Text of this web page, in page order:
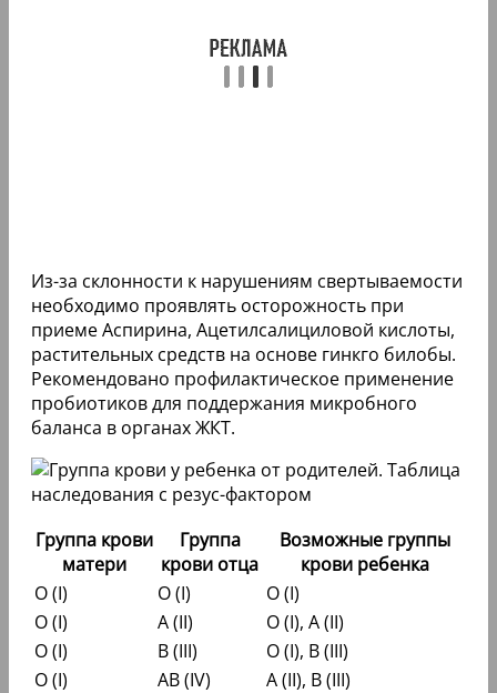
Из-за склонности к нарушениям свертываемости
необходимо проявлять осторожность при
приеме Аспирина, Ацетилсалициловой кислоты,
растительных средств на основе гинкго билобы.
Рекомендовано профилактическое применение
пробиотиков для поддержания микробного
баланса в органах ЖКТ.
Группа крови
матери
Группа
крови отца
Возможные группы
крови ребенка
O (I)
O (I)
O (I)
O (I)
A (II)
O (I), A (II)
O (I)
B (III)
O (I), B (III)
O (I)
AB (IV)
A (II), B (III)